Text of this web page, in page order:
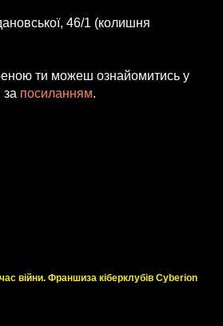
46/1 (колишня
ти можеш ознайомитись у
за посиланням.
час війни. Франшиза кiберклубів Cyberion